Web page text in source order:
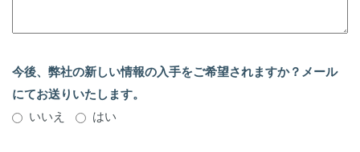
今後、弊社の新しい情報の入手をご希望されますか？メール
にてお送りいたします。
いいえ
はい